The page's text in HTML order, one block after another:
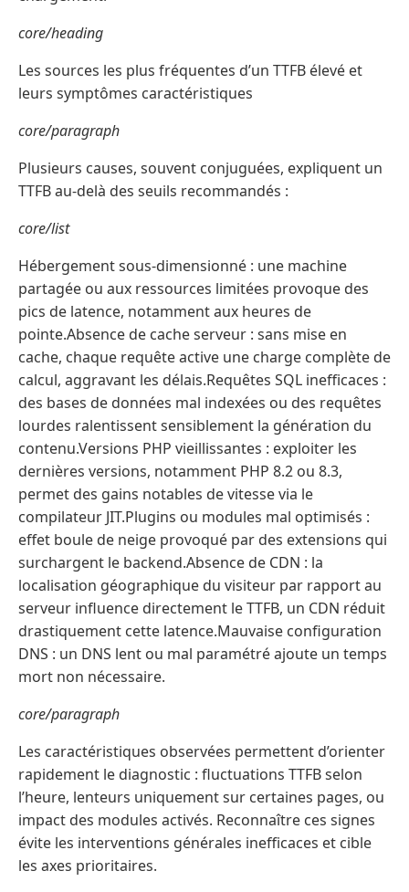
core/heading
Les sources les plus fréquentes d’un TTFB élevé et
leurs symptômes caractéristiques
core/paragraph
Plusieurs causes, souvent conjuguées, expliquent un
TTFB au-delà des seuils recommandés :
core/list
Hébergement sous-dimensionné : une machine
partagée ou aux ressources limitées provoque des
pics de latence, notamment aux heures de
pointe.Absence de cache serveur : sans mise en
cache, chaque requête active une charge complète de
calcul, aggravant les délais.Requêtes SQL inefficaces :
des bases de données mal indexées ou des requêtes
lourdes ralentissent sensiblement la génération du
contenu.Versions PHP vieillissantes : exploiter les
dernières versions, notamment PHP 8.2 ou 8.3,
permet des gains notables de vitesse via le
compilateur JIT.Plugins ou modules mal optimisés :
effet boule de neige provoqué par des extensions qui
surchargent le backend.Absence de CDN : la
localisation géographique du visiteur par rapport au
serveur influence directement le TTFB, un CDN réduit
drastiquement cette latence.Mauvaise configuration
DNS : un DNS lent ou mal paramétré ajoute un temps
mort non nécessaire.
core/paragraph
Les caractéristiques observées permettent d’orienter
rapidement le diagnostic : fluctuations TTFB selon
l’heure, lenteurs uniquement sur certaines pages, ou
impact des modules activés. Reconnaître ces signes
évite les interventions générales inefficaces et cible
les axes prioritaires.